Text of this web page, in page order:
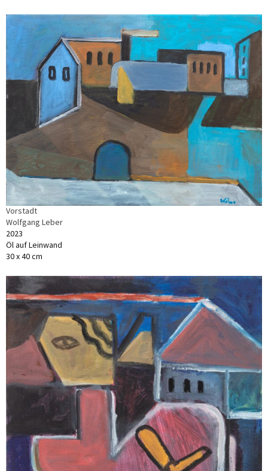
Vorstadt
Wolfgang Leber
2023
Öl auf Leinwand
30 x 40 cm